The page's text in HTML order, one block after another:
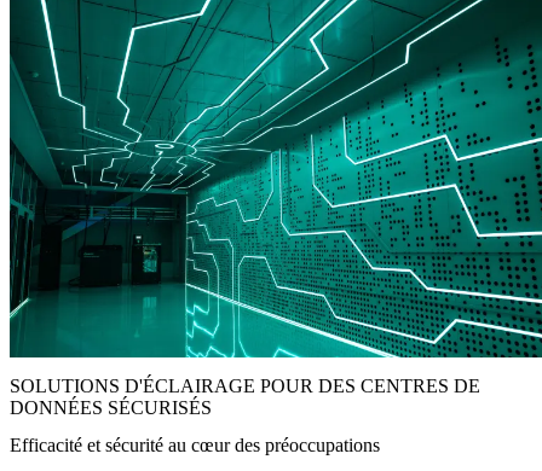
SOLUTIONS D'ÉCLAIRAGE POUR DES CENTRES DE
DONNÉES SÉCURISÉS
Efficacité et sécurité au cœur des préoccupations